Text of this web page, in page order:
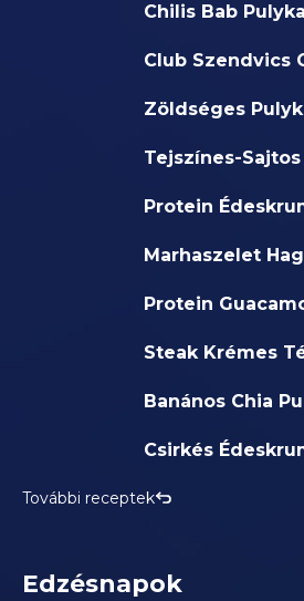
Chilis Bab
Club Szendvics
Zöldséges
Tejszínes-
Protein
Marhaszelet
Protein
Steak Krémes
Banános Chia
Csirkés
További receptek
Edzésnapok